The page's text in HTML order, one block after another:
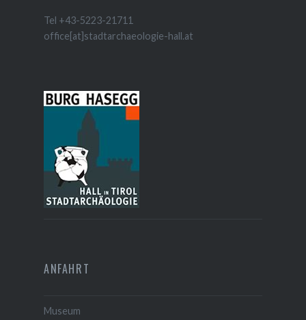
Tel +43-5223-21711
office[at]stadtarchaeologie-hall.at
ANFAHRT
Museum